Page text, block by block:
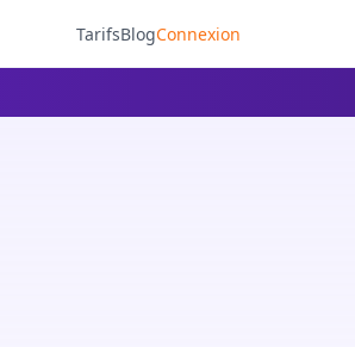
TarifsBlogConnexion